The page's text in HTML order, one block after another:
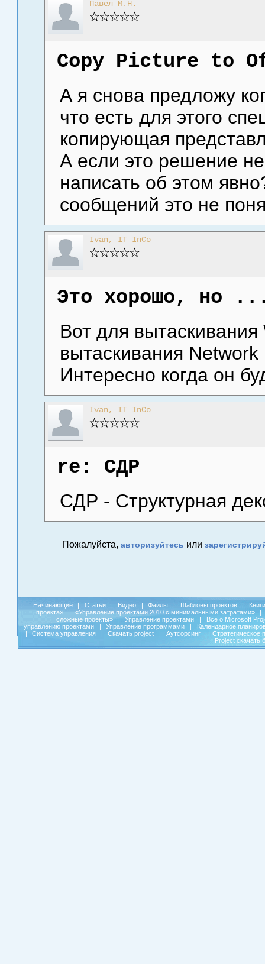
Павел М.Н.
Copy Picture to
А я снова предложу
что есть для этого
копирующая
А если это решение
написать об этом
сообщений это не
Ivan, IT InCo
Это хорошо, но
Вот для
вытаскивания Network
Интересно когда он
Ivan, IT InCo
re: СДР
СДР - Структурная
Пожалуйста, авторизуйтесь или
Начинающие | Статьи | Видео | Файлы | Шаблоны проектов |
Книги
проекта»
| «Управление проектами 2010 с минимальными затратами»
|
сложные проекты»
| Управление проектами |
Все о Microsoft
управлению проектами
| Управление программами |
Календарное
|
Система управления | Скачать project | Аутсорсинг |
Стратегическое
Project скачать